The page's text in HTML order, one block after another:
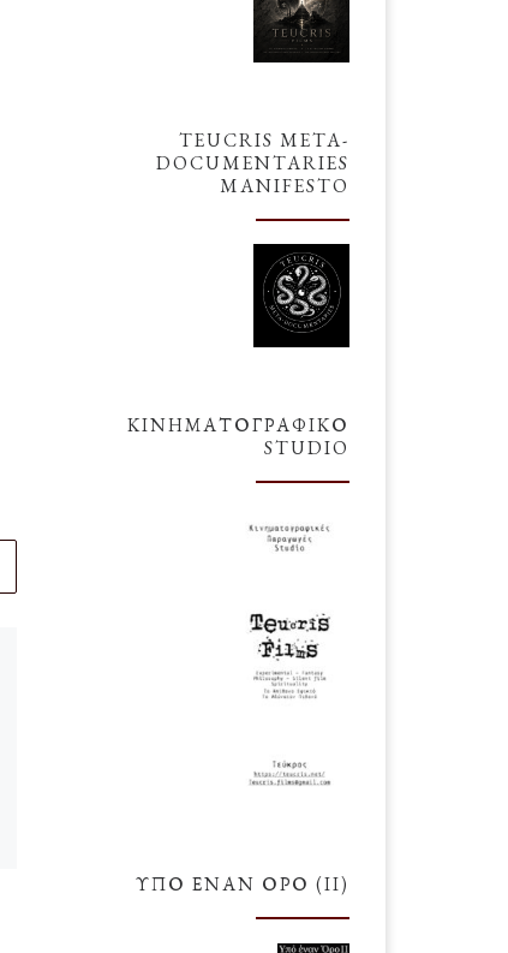
δημοσιευμένο
Σεπτεμβρίου 2014
Τουρισμός και Πέτρα
σημαίνει αυτό; Ότι για πολλοστή
φορά […]
TEUCRIS META-
DOCUMENTARIES
MANIFESTO
ΚΙΝΗΜΑΤΟΓΡΑΦΙΚΌ
STUDIO
ΥΠΌ ΈΝΑΝ ΌΡΟ (ΙΙ)